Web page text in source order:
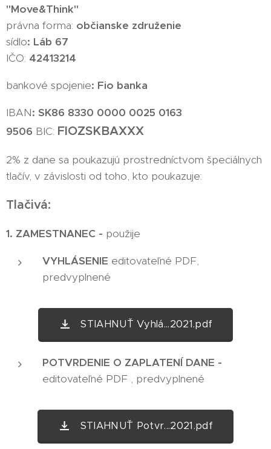
"Move&Think"
právna forma: občianske združenie
sídlo: Láb 67
IČO: 42413214
bankové spojenie: Fio banka
IBAN: SK86 8330 0000 0025 0163
9506 BIC: FIOZSKBAXXX
2% z dane sa poukazujú prostredníctvom špeciálnych
tlačív, v závislosti od toho, kto poukazuje:
Tlačivá:
1. ZAMESTNANEC - použije
VYHLÁSENIE editovateľné PDF,
predvyplnené
STIAHNUŤ Vyhlá...2021.pdf
POTVRDENIE O ZAPLATENÍ DANE -
editovateľné PDF , predvyplnené
STIAHNUŤ Potvr...2021.pdf